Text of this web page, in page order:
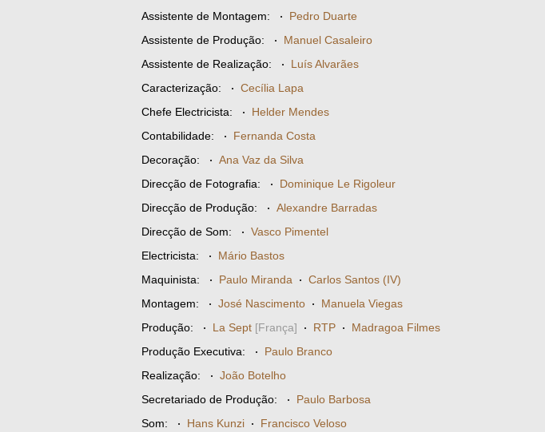
Assistente de Montagem: · Pedro Duarte
Assistente de Produção: · Manuel Casaleiro
Assistente de Realização: · Luís Alvarães
Caracterização: · Cecília Lapa
Chefe Electricista: · Helder Mendes
Contabilidade: · Fernanda Costa
Decoração: · Ana Vaz da Silva
Direcção de Fotografia: · Dominique Le Rigoleur
Direcção de Produção: · Alexandre Barradas
Direcção de Som: · Vasco Pimentel
Electricista: · Mário Bastos
Maquinista: · Paulo Miranda · Carlos Santos (IV)
Montagem: · José Nascimento · Manuela Viegas
Produção: · La Sept [França] · RTP · Madragoa Filmes
Produção Executiva: · Paulo Branco
Realização: · João Botelho
Secretariado de Produção: · Paulo Barbosa
Som: · Hans Kunzi · Francisco Veloso